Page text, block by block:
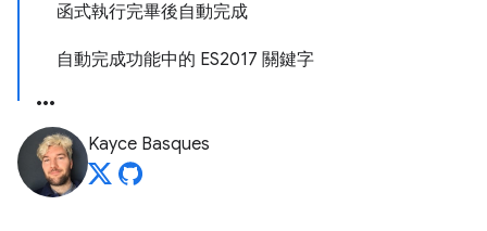
函式執行完畢後自動完成
自動完成功能中的 ES2017 關鍵字
Kayce Basques